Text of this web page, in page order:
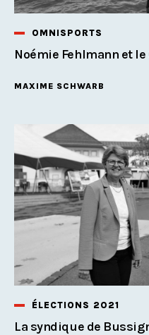
OMNISPORTS
Noémie Fehlmann et
MAXIME SCHWARB
ÉLECTIONS 2021
La syndique de